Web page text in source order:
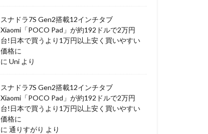
スナドラ7S Gen2搭載12インチタブ
Xiaomi「POCO Pad」が約192ドルで2万円
台!日本で買うより1万円以上安く買いやすい
価格に
に Uni より
スナドラ7S Gen2搭載12インチタブ
Xiaomi「POCO Pad」が約192ドルで2万円
台!日本で買うより1万円以上安く買いやすい
価格に
に 通りすがり より